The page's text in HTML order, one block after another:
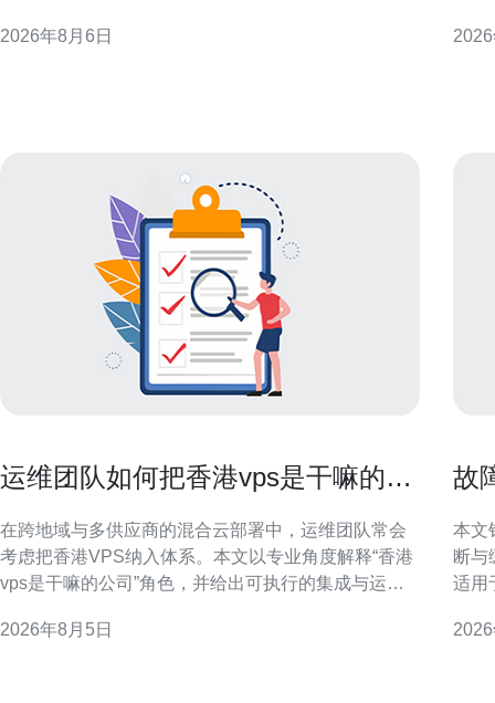
租赁迁移到自建香港训练服务器 迁移动机通常包括成
2026年8月6日
提供可操
运维团队如何把香港vps是干嘛的公
在跨地域与多供应商的混合云部署中，运维团队常会
考虑把香港VPS纳入体系。本文以专业角度解释“香港
vps是干嘛的公司”角色，并给出可执行的集成与运维
什么将香港VPS纳入混合云部署策略 香港VPS通常指
2026年8月5日
故
本文
断与
适用
GIA